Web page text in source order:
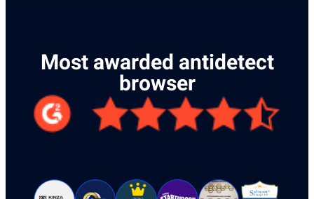
Most awarded antidetect
browser